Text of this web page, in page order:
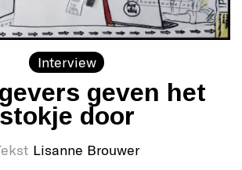
Interview
geven het
stokje door
Lisanne Brouwer